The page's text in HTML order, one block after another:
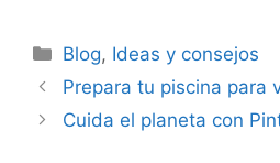
Blog, Ideas y consejos
Prepara tu piscina para
Cuida el planeta con